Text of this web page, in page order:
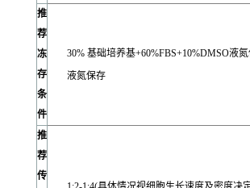
推
荐
冻
存
条
件
30% 基础培养基+60%FBS+10%DMSO液
液氮保存
推
荐
传